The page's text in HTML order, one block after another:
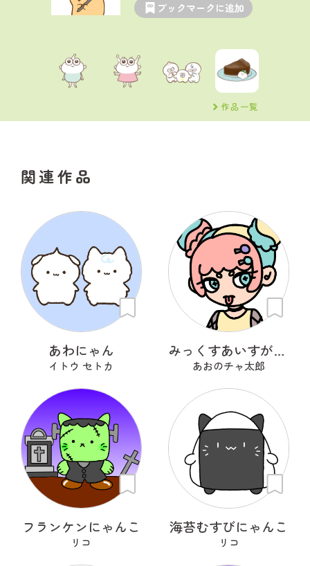
ブックマークに追加
作品一覧
関連作品
あわにゃん
イトウ セトカ
みっくすあいすがーる
あおのチャ太郎
フランケンにゃんこ
リコ
海苔むすびにゃんこ
リコ